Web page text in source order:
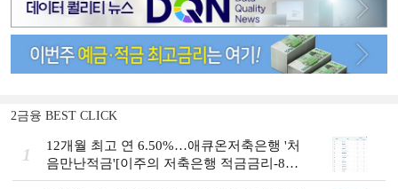
2금융 BEST CLICK
1
12개월 최고 연 6.50%…애큐온저축은행 '처
음만난적금'[이주의 저축은행 적금금리-8월
1주]